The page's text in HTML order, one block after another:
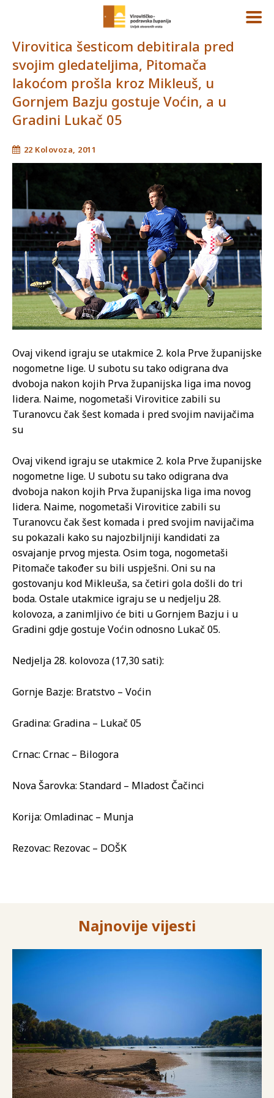
Virovitica šesticom debitirala pred
svojim gledateljima, Pitomača
lakoćom prošla kroz Mikleuš, u
Gornjem Bazju gostuje Voćin, a u
Gradini Lukač 05
22 Kolovoza, 2011
Ovaj vikend igraju se utakmice 2. kola Prve županijske
nogometne lige. U subotu su tako odigrana dva
dvoboja nakon kojih Prva županijska liga ima novog
lidera. Naime, nogometaši Virovitice zabili su
Turanovcu čak šest komada i pred svojim navijačima
su
Ovaj vikend igraju se utakmice 2. kola Prve županijske
nogometne lige. U subotu su tako odigrana dva
dvoboja nakon kojih Prva županijska liga ima novog
lidera. Naime, nogometaši Virovitice zabili su
Turanovcu čak šest komada i pred svojim navijačima
su pokazali kako su najozbiljniji kandidati za
osvajanje prvog mjesta. Osim toga, nogometaši
Pitomače također su bili uspješni. Oni su na
gostovanju kod Mikleuša, sa četiri gola došli do tri
boda. Ostale utakmice igraju se u nedjelju 28.
kolovoza, a zanimljivo će biti u Gornjem Bazju i u
Gradini gdje gostuje Voćin odnosno Lukač 05.
Nedjelja 28. kolovoza (17,30 sati):
Gornje Bazje: Bratstvo – Voćin
Gradina: Gradina – Lukač 05
Crnac: Crnac – Bilogora
Nova Šarovka: Standard – Mladost Čačinci
Korija: Omladinac – Munja
Rezovac: Rezovac – DOŠK
Najnovije vijesti